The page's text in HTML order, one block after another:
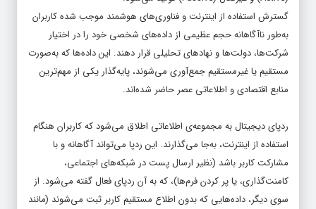
گسترش استفاده از اینترنت و فناوری‌های هوشمند موجب شده کاربران
به‌طور ناآگاهانه حجم عظیمی از داده‌های شخصی خود را در اختیار
شرکت‌ها، دولت‌ها و نهادهای تحلیلی قرار دهند. این داده‌ها که به‌صورت
مستقیم یا غیرمستقیم جمع‌آوری می‌شوند، پایه‌گذار یکی از مهم‌ترین
منابع اقتصادی و اطلاعاتی عصر حاضر شده‌اند.
ردپای دیجیتال به مجموعه‌ی اطلاعاتی اطلاق می‌شود که کاربران هنگام
استفاده از اینترنت، به‌جا می‌گذارند. این ردپا می‌تواند آگاهانه و با
مشارکت کاربر باشد (نظیر ارسال پست در شبکه‌های اجتماعی،
کامنت‌گذاری، یا پر کردن فرم‌ها)، که به آن ردپای فعال گفته می‌شود. از
سوی دیگر، داده‌هایی که بدون اطلاع مستقیم کاربر ثبت می‌شوند (مانند